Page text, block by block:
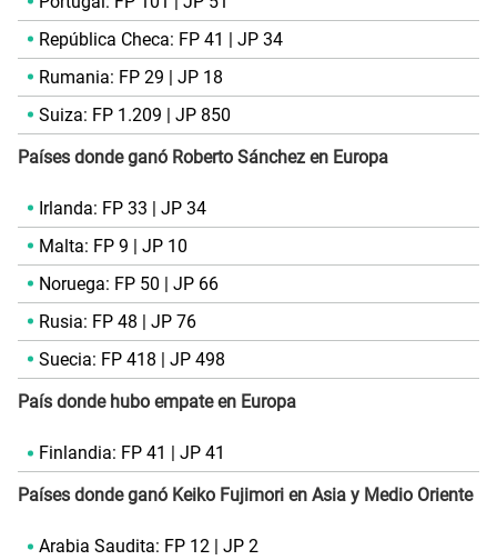
República Checa: FP 41 | JP 34
Rumania: FP 29 | JP 18
Suiza: FP 1.209 | JP 850
Países donde ganó Roberto Sánchez en Europa
Irlanda: FP 33 | JP 34
Malta: FP 9 | JP 10
Noruega: FP 50 | JP 66
Rusia: FP 48 | JP 76
Suecia: FP 418 | JP 498
País donde hubo empate en Europa
Finlandia: FP 41 | JP 41
Países donde ganó Keiko Fujimori en Asia y Medio Oriente
Arabia Saudita: FP 12 | JP 2